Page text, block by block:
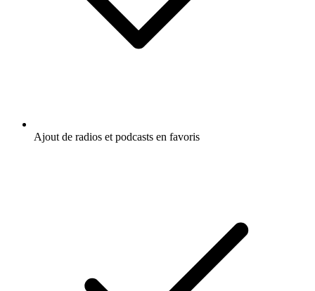
Ajout de radios et podcasts en favoris